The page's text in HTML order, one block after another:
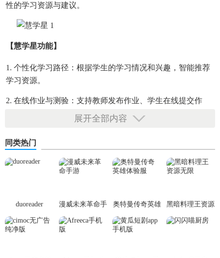
性的学习资源与建议。
【慧学星功能】
1. 个性化学习路径：根据学生的学习情况和兴趣，智能推荐
学习资源。
2. 在线作业与测验：支持教师发布作业、学生在线提交作
业，并自动批改部分题目，减轻教师负担。
告，帮助师生了解学习成效。
4. 家校互动平台：支持家长与教师实时沟通，共享学生在校
5. 互动课堂工具：包含在线讨论、投票、问卷等功能，增强
【慧学星亮点】
展开全部内容
同类热门
duoreader
漫威未来革命手
奥特曼传奇英雄
体验服
黑暗料理王资源
无限